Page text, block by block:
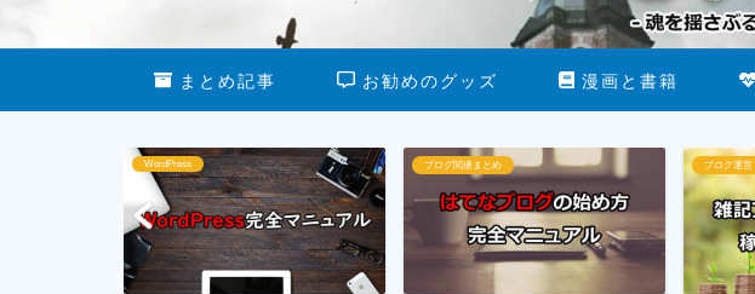
まとめ記事 お勧めのグッズ 漫画と書籍
ブログ関連まとめ ブログ運営 お金・収入